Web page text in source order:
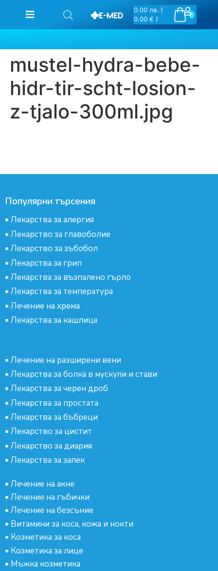
0
0.00 лв. (
0.00 € )
mustel-hydra-bebe-
hidr-tir-scht-losion-
z-tjalo-300ml.jpg
Популярни търсения
• Лекарства за алергия
• Лекарство за главоболие
• Лекарство за зъбобол
• Лекарства за грип
• Лекарства за възпалено гърло
• Лекарства за температура
• Лечение на хрема
• Лекарства за кашлица
• Лечение на разширени вени
• Лекарства за болка в мускули и стави
• Лекарства за черен дроб
• Лекарства за простата
• Лекарства за бъбреци
• Лекарство за цистит
• Лекарство за диария
• Лекарства за запек
• Лечение на акне
• Лечение на гъбички
• Лечение на безсъние
• Витамини за коса, кожа и нокти
• Козметика за коса
• Козметика за лице
• Мъжка козметика